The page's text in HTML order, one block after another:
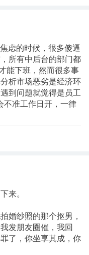
虑的时候，很多傻逼
所有中后台的部门都
能下班，然而很多事
析市场恶劣是经济环
到问题就觉得是员工
准工作日开，一律
来。
婚纱照的那个抠男，
发朋友圈催，我回
了，你坐享其成，你